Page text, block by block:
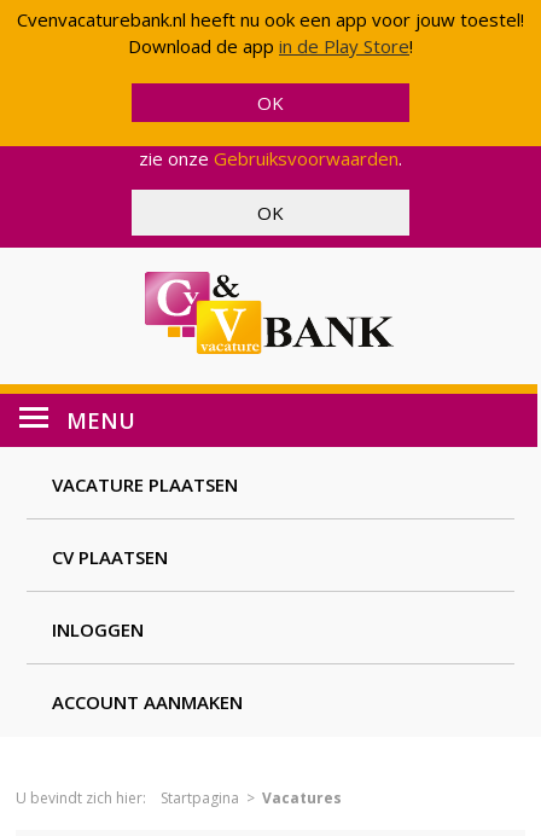
Cvenvacaturebank.nl heeft nu ook een app voor jouw toestel!
Download de app in de Play Store!
Cvenvacaturebank.nl gebruikt cookies en scripts van
Google om uw gebruik van onze website geanonimiseerd
te analyseren. Op deze manier kunnen wij functionaliteit
en effectiviteit aanpassen, zodat wij u een zo optimaal
zie onze Gebruiksvoorwaarden.
MENU
VACATURE PLAATSEN
CV PLAATSEN
INLOGGEN
ACCOUNT AANMAKEN
U bevindt zich hier: Startpagina >Vacatures